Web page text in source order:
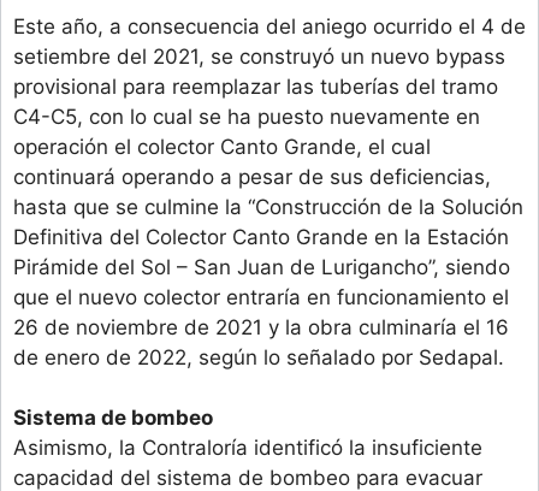
Este año, a consecuencia del aniego ocurrido el 4 de
setiembre del 2021, se construyó un nuevo bypass
provisional para reemplazar las tuberías del tramo
C4-C5, con lo cual se ha puesto nuevamente en
operación el colector Canto Grande, el cual
continuará operando a pesar de sus deficiencias,
hasta que se culmine la “Construcción de la Solución
Definitiva del Colector Canto Grande en la Estación
Pirámide del Sol – San Juan de Lurigancho”, siendo
que el nuevo colector entraría en funcionamiento el
26 de noviembre de 2021 y la obra culminaría el 16
de enero de 2022, según lo señalado por Sedapal.
Sistema de bombeo
Asimismo, la Contraloría identificó la insuficiente
capacidad del sistema de bombeo para evacuar